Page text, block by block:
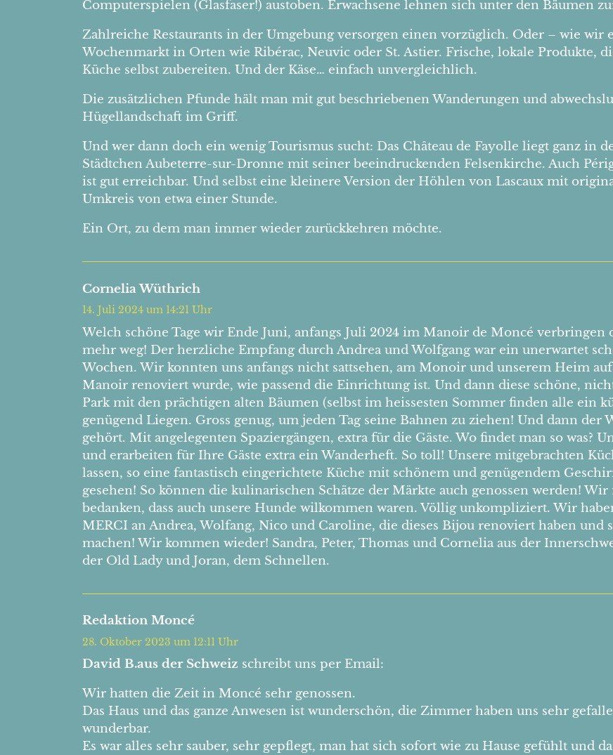
Computerspielen (Glasfaser!) austoben. Erwachsene lehnen sich unter den Bäumen
Zahlreiche Restaurants in der Umgebung versorgen einen vorzüglich. Oder – wie wir
Wochenmarkt in Orten wie Ribérac, Neuvic oder St. Astier. Frische, lokale Produkte,
Küche selbst zubereiten. Und der Käse… einfach unvergleichlich.
Die zusätzlichen Pfunde hält man mit gut beschriebenen Wanderungen und
Hügellandschaft im Griff.
Und wer dann doch ein wenig Tourismus sucht: Das Château de Fayolle liegt ganz in
Städtchen Aubeterre-sur-Dronne mit seiner beeindruckenden Felsenkirche. Auch
ist gut erreichbar. Und selbst eine kleinere Version der Höhlen von Lascaux mit
Umkreis von etwa einer Stunde.
Ein Ort, zu dem man immer wieder zurückkehren möchte.
Cornelia Wüthrich
14. Juli 2024 um 14:21 Uhr
Welch schöne Tage wir Ende Juni, anfangs Juli 2024 im Manoir de Moncé
mehr weg! Der herzliche Empfang durch Andrea und Wolfgang war ein unerwartet
Wochen. Wir konnten uns anfangs nicht sattsehen, am Monoir und unserem Heim
Manoir renoviert wurde, wie passend die Einrichtung ist. Und dann diese schöne,
Park mit den prächtigen alten Bäumen (selbst im heissesten Sommer finden alle ein
genügend Liegen. Gross genug, um jeden Tag seine Bahnen zu ziehen! Und dann
gehört. Mit angelegenten Spaziergängen, extra für die Gäste. Wo findet man so was?
und erarbeiten für Ihre Gäste extra ein Wanderheft. So toll! Unsere mitgebrachten
lassen, so eine fantastisch eingerichtete Küche mit schönem und genügendem
gesehen! So können die kulinarischen Schätze der Märkte auch genossen werden!
bedanken, dass auch unsere Hunde wilkommen waren. Völlig unkompliziert. Wir
MERCI an Andrea, Wolfang, Nico und Caroline, die dieses Bijou renoviert haben und
machen! Wir kommen wieder! Sandra, Peter, Thomas und Cornelia aus der
der Old Lady und Joran, dem Schnellen.
Redaktion Moncé
28. Oktober 2023 um 12:11 Uhr
David B.aus der Schweiz schreibt uns per Email:
Wir hatten die Zeit in Moncé sehr genossen.
Das Haus und das ganze Anwesen ist wunderschön, die Zimmer haben uns sehr
wunderbar.
Es war alles sehr sauber, sehr gepflegt, man hat sich sofort wie zu Hause gefühlt und